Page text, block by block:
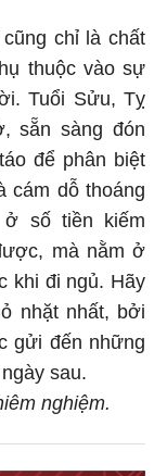
chỉ là chất
thuộc vào sự
Tuổi Sửu, Tỵ
sẵn sàng đón
để phân biệt
cám dỗ thoáng
ở số tiền kiếm
mà nằm ở
khi đi ngủ. Hãy
nhặt nhất, bởi
gửi đến những
sau.
nghiệm.